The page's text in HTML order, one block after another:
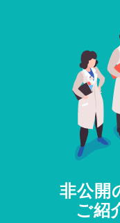
非公開
ご紹